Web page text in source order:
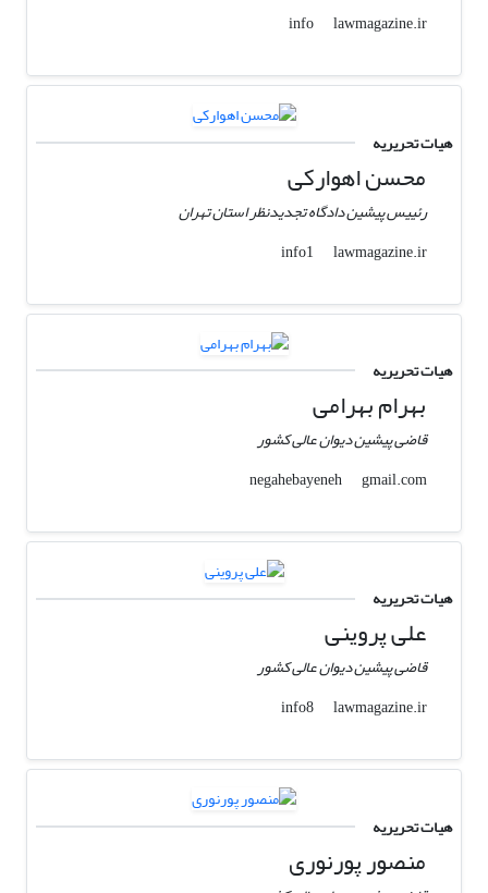
info
lawmagazine.ir
هیات تحریریه
محسن اهوارکی
رئییس پیشین دادگاه تجدیدنظر استان تهران
info1
lawmagazine.ir
هیات تحریریه
بهرام بهرامی
قاضی پیشین دیوان عالی کشور
negahebayeneh
gmail.com
هیات تحریریه
علی پروینی
قاضی پیشین دیوان عالی کشور
info8
lawmagazine.ir
هیات تحریریه
منصور پورنوری